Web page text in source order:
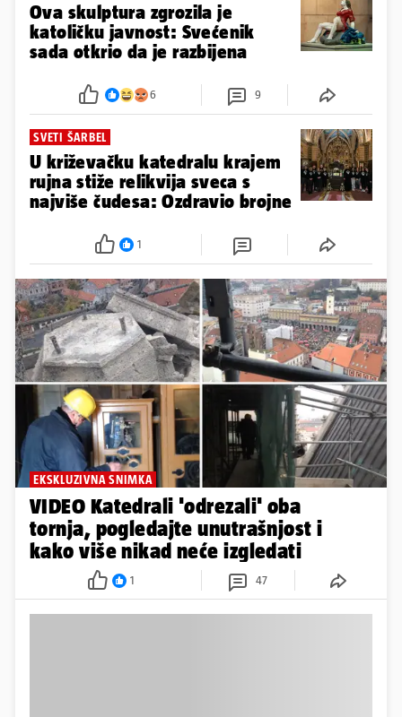
Ova skulptura zgrozila je
katoličku javnost: Svećenik
sada otkrio da je razbijena
6 9
SVETI ŠARBEL
U križevačku katedralu krajem
rujna stiže relikvija sveca s
najviše čudesa: Ozdravio brojne
1
EKSKLUZIVNA SNIMKA
VIDEO Katedrali 'odrezali' oba
tornja, pogledajte unutrašnjost i
kako više nikad neće izgledati
1 47